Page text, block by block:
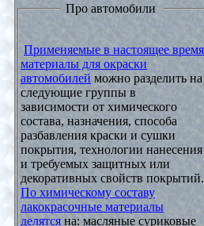
Про автомобили
Применяемые в настоящее время
материалы для окраски
автомобилей можно разделить на
следующие группы в
зависимости от химического
состава, назначения, способа
разбавления краски и сушки
покрытия, технологии нанесения
и требуемых защитных или
декоративных свойств покрытий.
По химическому составу
лакокрасочные материалы
делятся на: масляные суриковые